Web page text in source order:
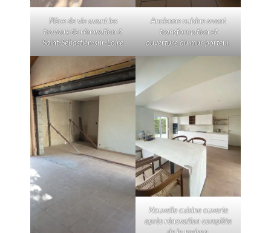
Pièce de vie avant les
travaux de rénovation à
Saint-Sébastien-sur-Loire
Ancienne cuisine avant
transformation et
ouverture du mur porteur.
Nouvelle cuisine ouverte
après rénovation complète